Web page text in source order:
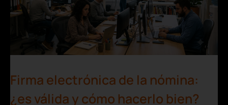
Firma electrónica de la nómina:
¿es válida y cómo hacerlo bien?